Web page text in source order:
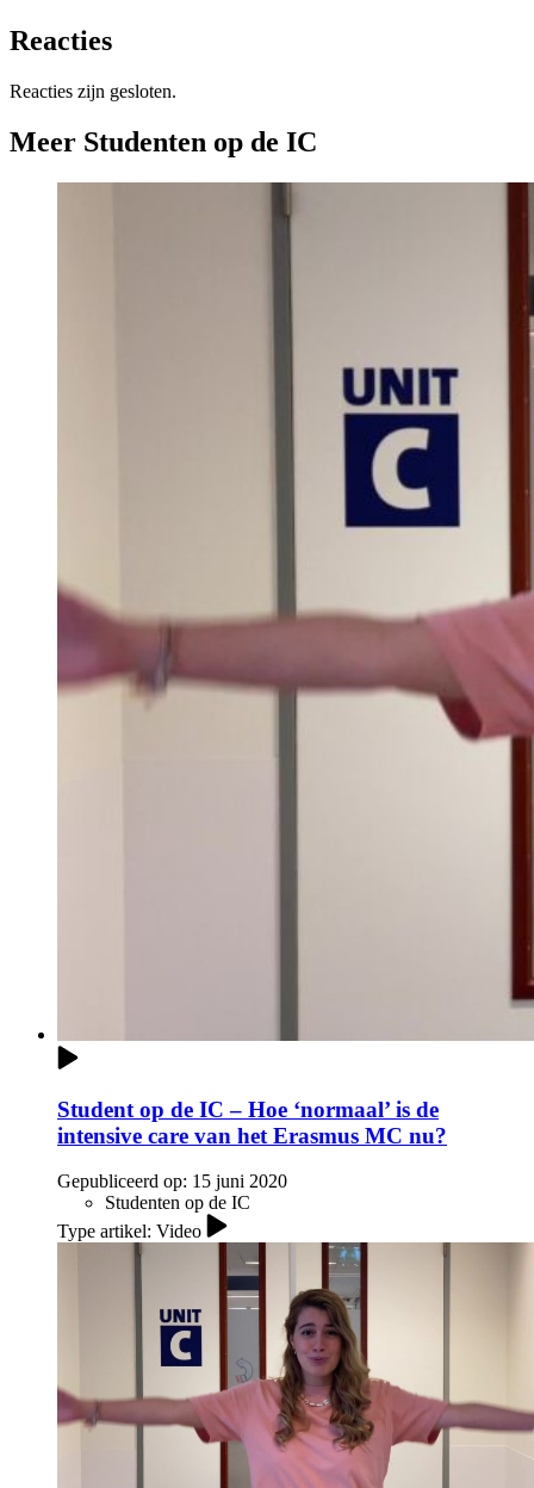
Reacties
Reacties zijn gesloten.
Meer Studenten op de IC
Student op de IC – Hoe ‘normaal’ is de
intensive care van het Erasmus MC nu?
Gepubliceerd op: 15 juni 2020
Studenten op de IC
Type artikel: Video